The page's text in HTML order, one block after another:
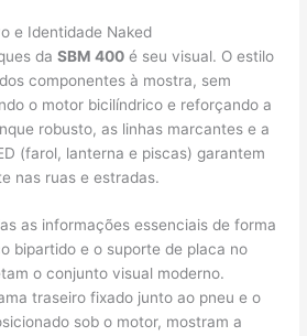
e Identidade Naked
daSBM 400 é seu visual. O estilo
componentes à mostra, sem
o motor bicilíndrico e reforçando a
robusto, as linhas marcantes e a
(farol, lanterna e piscas) garantem
nas ruas e estradas.
as informações essenciais de forma
bipartido e o suporte de placa no
o conjunto visual moderno.
traseiro fixado junto ao pneu e o
sob o motor, mostram a